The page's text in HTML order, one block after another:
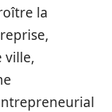
la
ville,